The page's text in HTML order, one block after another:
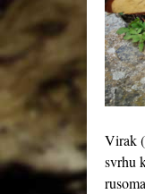
Virak (
svrhu